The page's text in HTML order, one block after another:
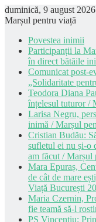
duminică, 9 august 2026
Marșul pentru viață
Povestea inimii
Participanții la
în direct bătăile
Comunicat post-
„Solidaritate
Teodora Diana
înțelesul tuturor /
Larisa Negru,
inimă / Marșul
Cristian Budău:
sufletul ei nu și-o
am făcut / Marșul
Mara Epuraș,
de cât de mare
Viață București
Maria Czernin,
fie teamă să-l
PS Vincențiu: